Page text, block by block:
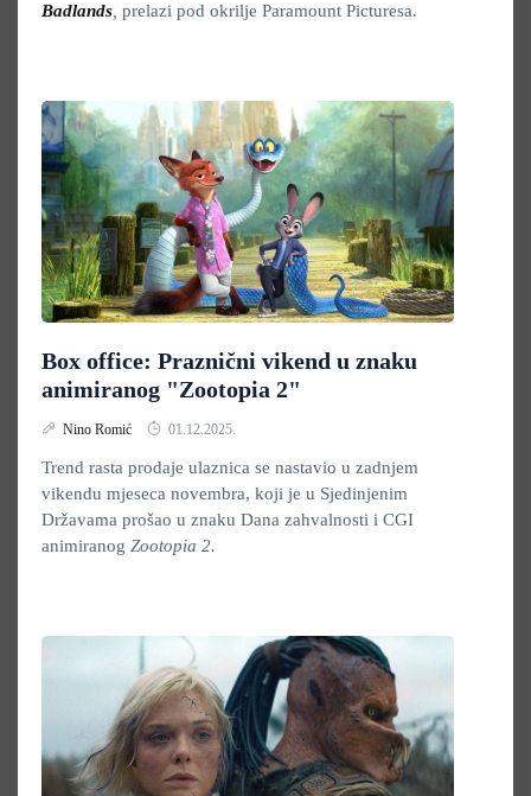
Badlands prelazi pod okrilje Paramount Picturesa.
Box office: Praznični vikend u znaku
animiranog "Zootopia 2"
Nino Romić 01.12.2025.
Trend rasta prodaje ulaznica se nastavio u zadnjem
vikendu mjeseca novembra, koji je u Sjedinjenim
Državama prošao u znaku Dana zahvalnosti i CGI
animiranog Zootopia 2.